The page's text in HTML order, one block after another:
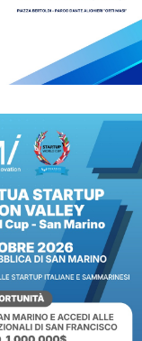
Compak: Renato Ragini
vince il titolo
sammarinese,
aggiudicail Gran Prix
5 Agosto 2026
Pesca sportiva, tre
prove di campionato
tra acque dolci e di
mare
5 Agosto 2026